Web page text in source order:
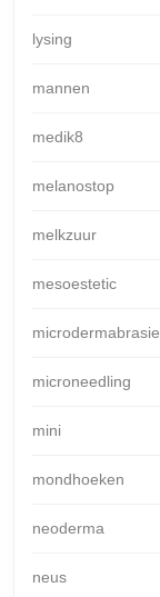
lysing
mannen
medik8
melanostop
melkzuur
mesoestetic
microdermabrasie
microneedling
mini
mondhoeken
neoderma
neus